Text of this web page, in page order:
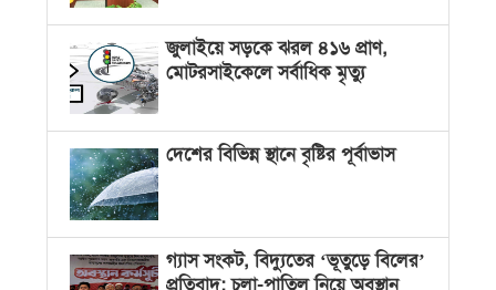
জুলাইয়ে সড়কে ঝরল ৪১৬ প্রাণ,
মোটরসাইকেলে সর্বাধিক মৃত্যু
দেশের বিভিন্ন স্থানে বৃষ্টির পূর্বাভাস
গ্যাস সংকট, বিদ্যুতের ‘ভূতুড়ে বিলের’
প্রতিবাদ: চুলা-পাতিল নিয়ে অবস্থান